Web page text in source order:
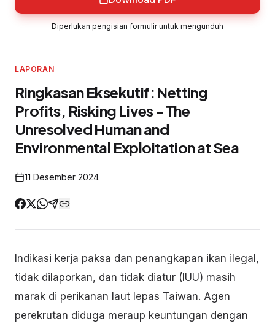
Diperlukan pengisian formulir untuk mengunduh
LAPORAN
Ringkasan Eksekutif: Netting
Profits, Risking Lives - The
Unresolved Human and
Environmental Exploitation at Sea
11 Desember 2024
Indikasi kerja paksa dan penangkapan ikan ilegal,
tidak dilaporkan, dan tidak diatur (IUU) masih
marak di perikanan laut lepas Taiwan. Agen
perekrutan diduga meraup keuntungan dengan